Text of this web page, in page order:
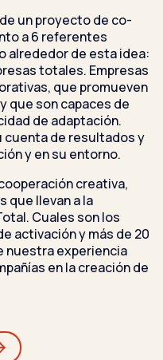
un proyecto de co-
a 6 referentes
alrededor de esta idea:
totales. Empresas
que promueven
que son capaces de
de adaptación.
cuenta de resultados y
y en su entorno.
creativa,
que llevan a la
Cuales son los
activación y más de 20
nuestra experiencia
en la creación de